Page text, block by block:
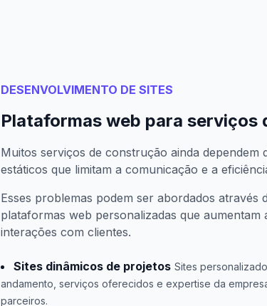
DESENVOLVIMENTO DE SITES
Plataformas web para serviços
Muitos serviços de construção ainda dependem
estáticos que limitam a comunicação e a
Esses problemas podem ser abordados através
plataformas web personalizadas que aumentam
interações com clientes.
Sites dinâmicos de projetos Sites
andamento, serviços oferecidos e expertise da
parceiros.